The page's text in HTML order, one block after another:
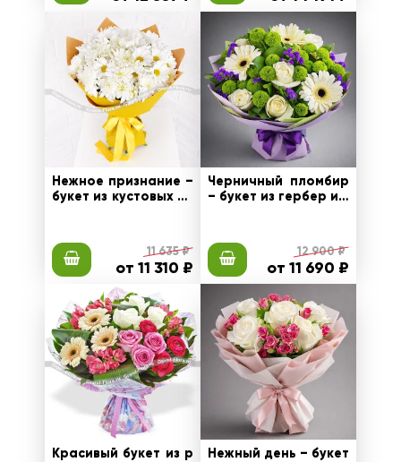
Нежное признание –
букет из кустовых хр
11 635 ₽
от 11 310 ₽
Черничный пломбир
– букет из гербер и к
12 900 ₽
от 11 690 ₽
Красивый букет из р
Нежный день – букет